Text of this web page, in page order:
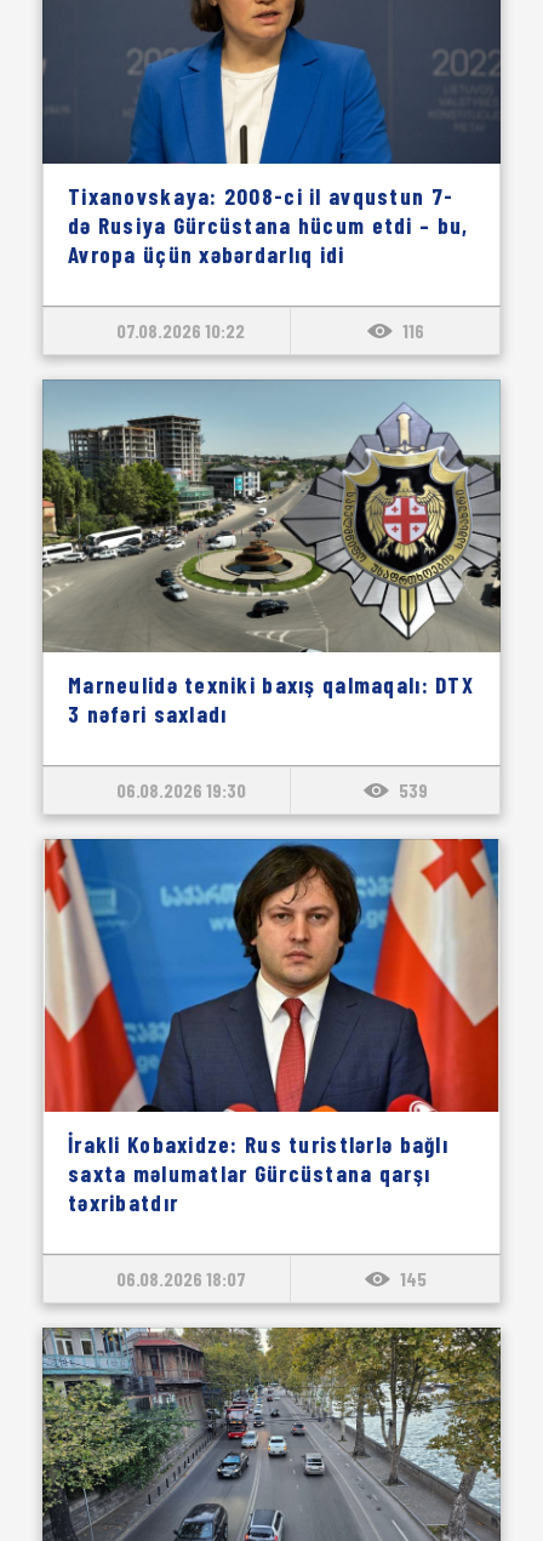
Tixanovskaya: 2008-ci il avqustun 7-
də Rusiya Gürcüstana hücum etdi – bu,
Avropa üçün xəbərdarlıq idi
07.08.2026 10:22 116
Marneulidə texniki baxış qalmaqalı: DTX
3 nəfəri saxladı
06.08.2026 19:30 539
İrakli Kobaxidze: Rus turistlərlə bağlı
saxta məlumatlar Gürcüstana qarşı
təxribatdır
06.08.2026 18:07 145